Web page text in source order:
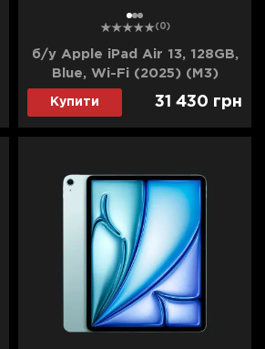
12
(0)
б/у Apple iPad Air 13, 128GB,
Blue, Wi-Fi (2025) (M3)
(MCNJ4)
Купити 31 430 грн